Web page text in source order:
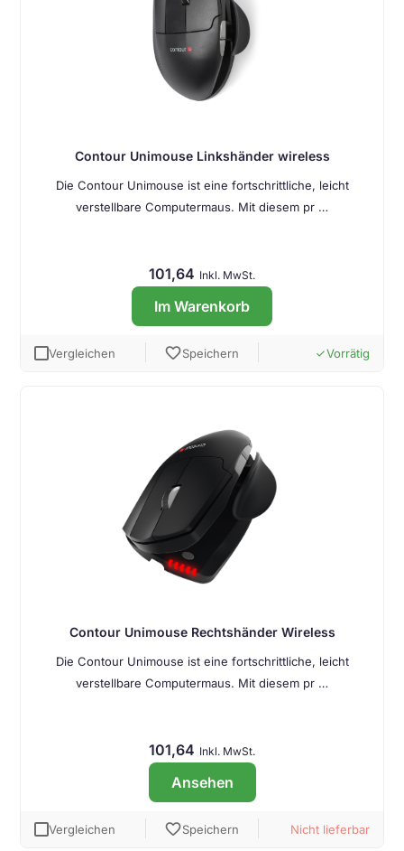
Contour Unimouse Linkshänder wireless
Die Contour Unimouse ist eine fortschrittliche, leicht
verstellbare Computermaus. Mit diesem pr …
101,64 Inkl. MwSt.
Im Warenkorb
Vergleichen favoriteSpeichern doneVorrätig
Contour Unimouse Rechtshänder Wireless
Die Contour Unimouse ist eine fortschrittliche, leicht
verstellbare Computermaus. Mit diesem pr …
101,64 Inkl. MwSt.
Ansehen
Vergleichen favoriteSpeichern Nicht lieferbar